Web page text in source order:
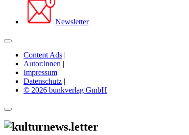
Newsletter
Content Ads |
Autor:innen |
Impressum |
Datenschutz |
© 2026 bunkverlag GmbH